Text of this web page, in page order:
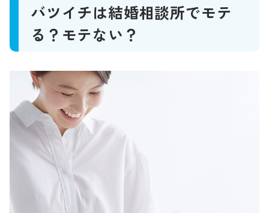
バツイチは結婚相談所でモテ
る？モテない？